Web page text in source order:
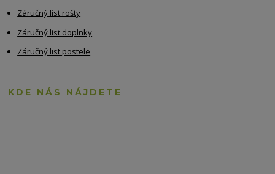
Záručný list rošty
Záručný list doplnky
Záručný list postele
KDE NÁS NÁJDETE